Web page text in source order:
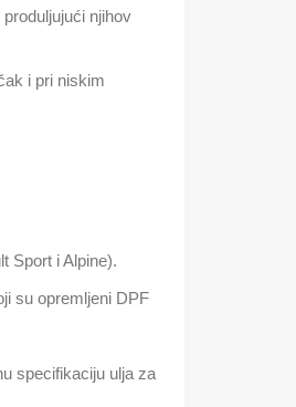
njihov
i pri niskim
Sport i Alpine).
su opremljeni DPF
specifikaciju ulja za